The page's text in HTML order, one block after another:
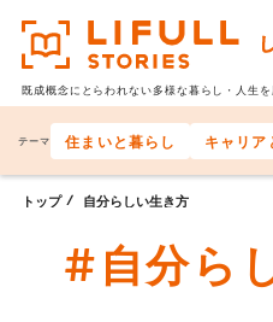
既成概念にとらわれない多様な暮らし・人生
テーマ 住まいと暮らし キャリア
トップ 自分らしい生き方
#自分ら